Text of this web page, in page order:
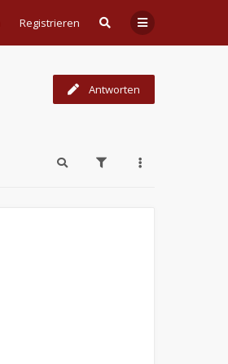
Registrieren
Antworten